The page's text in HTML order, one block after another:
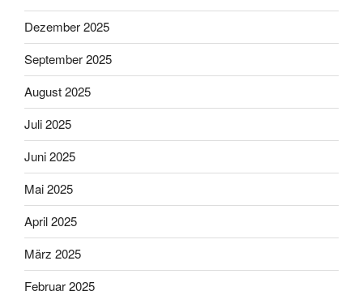
Dezember 2025
September 2025
August 2025
Juli 2025
Juni 2025
Mai 2025
April 2025
März 2025
Februar 2025